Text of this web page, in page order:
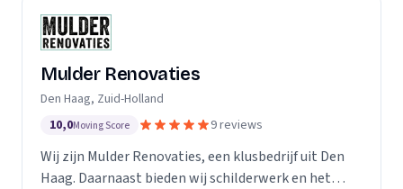
Mulder Renovaties
Den Haag, Zuid-Holland
10,0Moving Score 9 reviews
Wij zijn Mulder Renovaties, een klusbedrijf uit Den
Haag. Daarnaast bieden wij schilderwerk en het